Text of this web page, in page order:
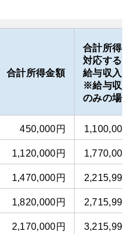
合計所得金額
合計所得に
対応する
給与収入
※給与収入
のみの場合
450,000円 1,100,000
1,120,000円 1,770,000
1,470,000円 2,215,999
1,820,000円 2,715,999
2,170,000円 3,215,999